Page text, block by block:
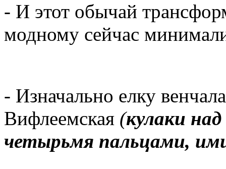
- И этот обычай
модному сейчас
- Изначально елку
Вифлеемская (кулаки
четырьмя пальцами,